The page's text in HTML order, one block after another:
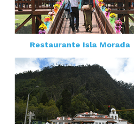
Restaurante Isla Morada